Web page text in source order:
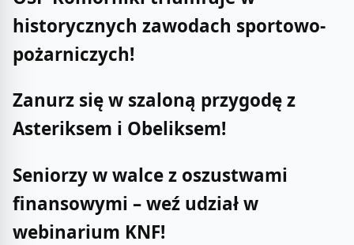
historycznych zawodach sportowo-
pożarniczych!
Zanurz się w szaloną przygodę z
Asteriksem i Obeliksem!
Seniorzy w walce z oszustwami
finansowymi – weź udział w
webinarium KNF!